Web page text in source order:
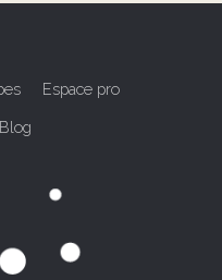
Espace pro
Blog